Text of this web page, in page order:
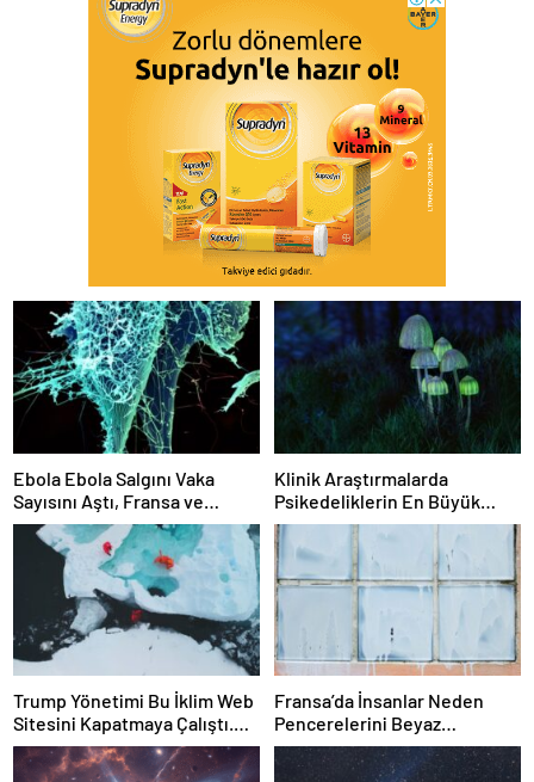
Ebola Ebola Salgını Vaka
Sayısını Aştı, Fransa ve
Uganda’da Tespit Edildi
Klinik Araştırmalarda
Psikedeliklerin En Büyük
Etkisi Gözden Kaçıyor
Olabilir: İnsanların
Hedeflerini, Değerlerini,
Kariyerlerini ve İlişkilerini
Değiştiriyor Gibi
Görünüyorlar
Trump Yönetimi Bu İklim Web
Sitesini Kapatmaya Çalıştı.
Bilim Adamları Onu Tekrar
Çevrimiçi Hale Getirdi
Fransa’da İnsanlar Neden
Pencerelerini Beyaz
Tebeşirle Boyuyor?